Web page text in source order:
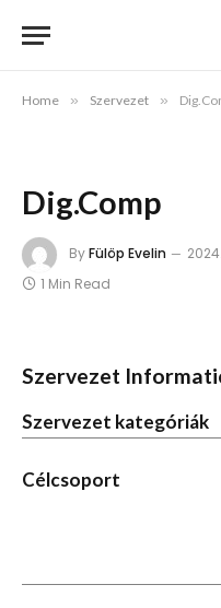
Home » Szervezet »
Dig.Comp
ByFülöp Evelin
1 Min Read
Szervezet
Szervezet kategóriák
Célcsoport